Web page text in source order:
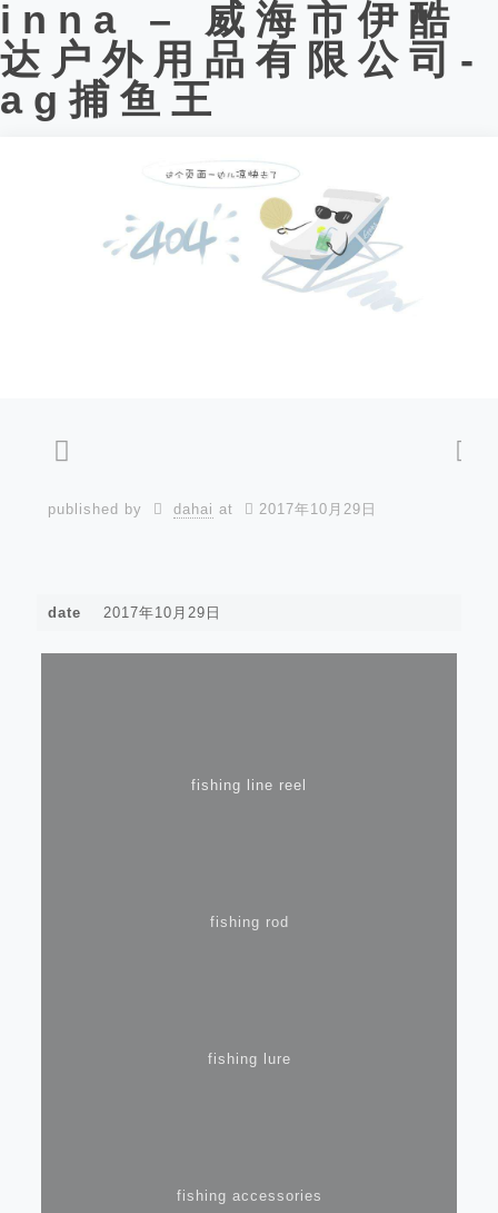
inna – 威海市伊酷
达户外用品有限公司-
ag捕鱼王
published by dahai at 2017年10月29日
date 2017年10月29日
fishing line reel
fishing rod
fishing lure
fishing accessories